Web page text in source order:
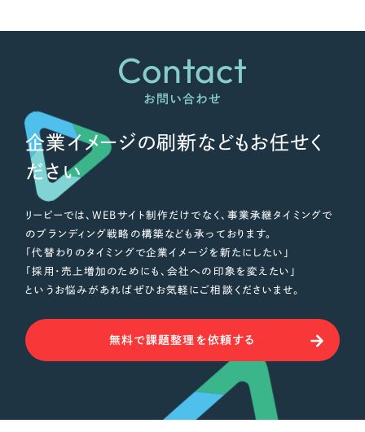
Contact
お問い合わせ
企業イメージの刷新などもお任せく
ださい
リーピーでは、WEBサイト制作だけでなく、事業承継タイミングで
のブランディング戦略の構築なども承っております。
「代替わりのタイミングで企業イメージを新たにしたい」
「採用・売上増加のためにも、会社への印象を変えたい」
というお悩みがあればぜひお気軽にご相談くださいませ。
無料で課題整理を依頼する